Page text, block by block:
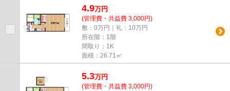
4.9万円
(管理費・共益費 3,000円)
敷：0万円｜礼：10万円
所在階：1階
間取り：1K
面積：26.71㎡
5.3万円
(管理費・共益費 3,000円)